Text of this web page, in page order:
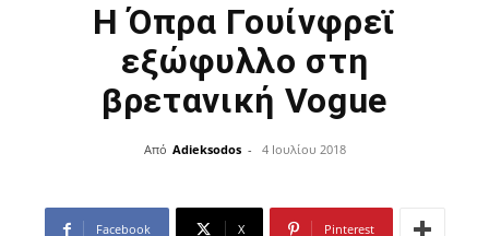
Η Όπρα Γουίνφρεϊ
εξώφυλλο στη
βρετανική Vogue
Από Adieksodos - 4 Ιουλίου 2018
Facebook X Pinterest